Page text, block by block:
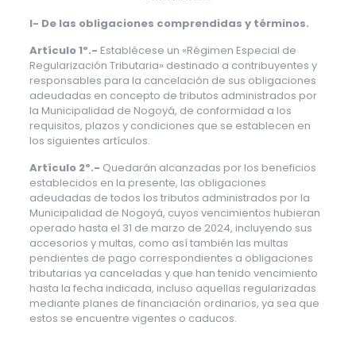
I- De las obligaciones comprendidas y términos.
Artículo 1º.- Establécese un «Régimen Especial de
Regularización Tributaria» destinado a contribuyentes y
responsables para la cancelación de sus obligaciones
adeudadas en concepto de tributos administrados por
la Municipalidad de Nogoyá, de conformidad a los
requisitos, plazos y condiciones que se establecen en
los siguientes artículos.
Artículo 2º.- Quedarán alcanzadas por los beneficios
establecidos en la presente, las obligaciones
adeudadas de todos los tributos administrados por la
Municipalidad de Nogoyá, cuyos vencimientos hubieran
operado hasta el 31 de marzo de 2024, incluyendo sus
accesorios y multas, como así también las multas
pendientes de pago correspondientes a obligaciones
tributarias ya canceladas y que han tenido vencimiento
hasta la fecha indicada, incluso aquellas regularizadas
mediante planes de financiación ordinarios, ya sea que
estos se encuentre vigentes o caducos.